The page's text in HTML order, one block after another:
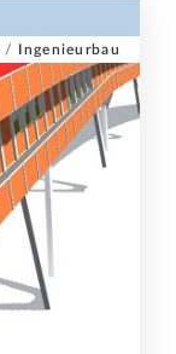
/ Ingenieurbau